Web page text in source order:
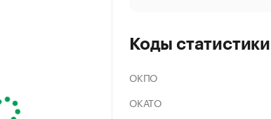
Коды статистики
ОКПО
ОКАТО